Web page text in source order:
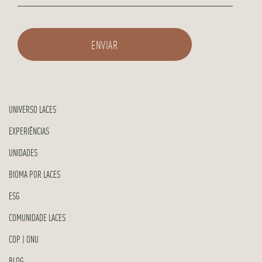
UNIVERSO LACES
EXPERIÊNCIAS
UNIDADES
BIOMA POR LACES
ESG
COMUNIDADE LACES
COP | ONU